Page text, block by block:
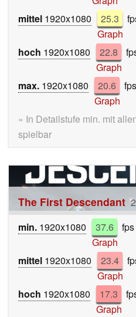
mittel 1920x1080 25.3
Graph
hoch 1920x1080 22.8
Graph
max. 1920x1080 20.6
Graph
» In Detailstufe min. mit
spielbar
The First Descendant
min. 1920x1080 37.6
Graph
mittel 1920x1080 23.4
Graph
hoch 1920x1080 17.3
Graph